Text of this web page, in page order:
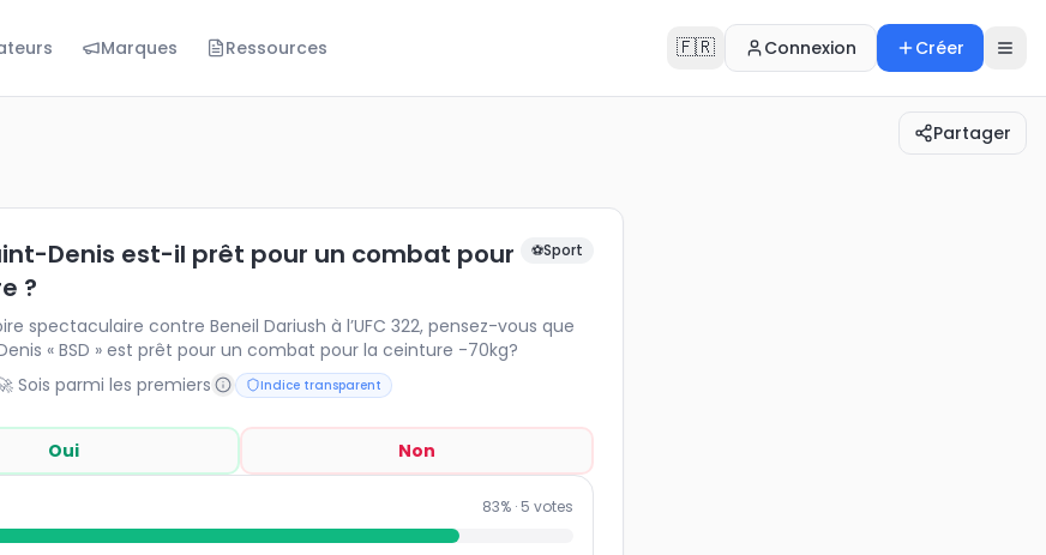
Marques Ressources 🇫🇷 Connexion Créer
Partager
est-il prêt pour un combat pour la ceinture ?
spectaculaire contre Beneil Dariush à l’UFC 322, pensez-vous que Benoît Saint-Denis « BSD » est prêt p…
Denis est-il prêt pour un combat pour
?
⚽Sport
spectaculaire contre Beneil Dariush à l’UFC 322, pensez-vous que
« BSD » est prêt pour un combat pour la ceinture -70kg?
Sois parmi les premiers Indice transparent
Oui Non
83% · 5 votes